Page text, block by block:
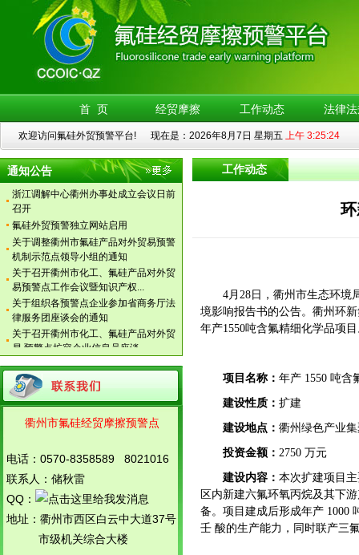
首 页 经贸摩擦 工作动态 法律
欢迎访问氟硅外贸预警平台! 现在是：2026年8月7日 星期五 上午 3:25:24
通知公告
关于召开衢州市化工、氟硅产品对外贸
易 预警点扩容企业信息员座谈...
关于召开衢州市氟硅预警点工作会议的
通知
关于召开衢州市氟硅产品对外贸易预警
工信部公示符合光伏行业规范企业
浙江调解中心衢州办事处成立会议日前
召开
氟硅外贸预警独立网站启用
关于调整衢州市氟硅产品对外贸易预警
机制示范点领导小组的通知
关于召开衢州市化工、氟硅产品对外贸
易预警点工作会议暨知识产权...
关于组织各预警点企业参加省商务厅法
律服务团座谈会的通知
关于召开衢州市化工、氟硅产品对外贸
易 预警点扩容企业信息员座谈...
关于召开衢州市氟硅预警点工作会议的
通知
关于召开衢州市氟硅产品对外贸易预警
点工作会议暨案例分析培训的...
工信部公示符合光伏行业规范企业
召开
氟硅外贸预警独立网站启用
关于调整衢州市氟硅产品对外贸易预警
机制示范点领导小组的通知
关于召开衢州市化工、氟硅产品对外贸
关于组织各预警点企业参加省商务厅法
衢州市氟硅经贸摩擦预警点
电话：0570-8358589 8021016
联系人：储秋雷
QQ：
地址：衢州市西区白云中大道37号
市级机关综合大楼
工作动态
4月28日，衢州市生态环境
境影响报告书的公告。衢州环
年产1550吨含氟精细化学品项
项目名称： 年产 1550 吨含
建设性质： 扩建
建设地点： 衢州绿色产业
投资金额： 2750 万元
建设内容： 本次扩建项目
区内新建六氟环氧丙烷及其下
备。项目建成后形成年产 1000
壬 酸的生产能力，同时联产三